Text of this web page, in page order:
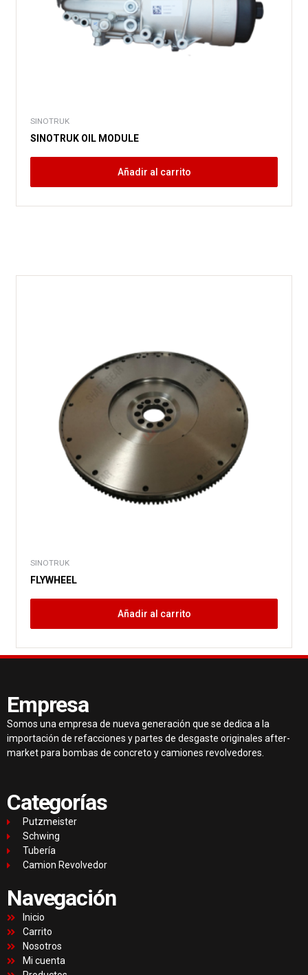
SINOTRUK
SINOTRUK OIL MODULE
Añadir al carrito
SINOTRUK
FLYWHEEL
Añadir al carrito
Empresa
Somos una empresa de nueva generación que se dedica a la
importación de refacciones y partes de desgaste originales after-
market para bombas de concreto y camiones revolvedores.
Categorías
Putzmeister
Schwing
Tubería
Camion Revolvedor
Navegación
Inicio
Carrito
Nosotros
Mi cuenta